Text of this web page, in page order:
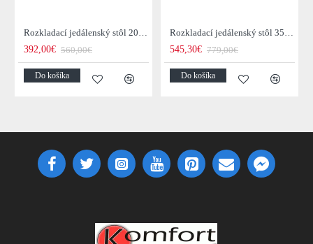
Rozkladací jedálenský stôl 20976 120/200x80cm Masív drevo Palisander
392,00€ 560,00€
Do košíka
Rozkladací jedálenský stôl 35299 160/240x100cm Masív drevo Palisander
545,30€ 779,00€
Do košíka